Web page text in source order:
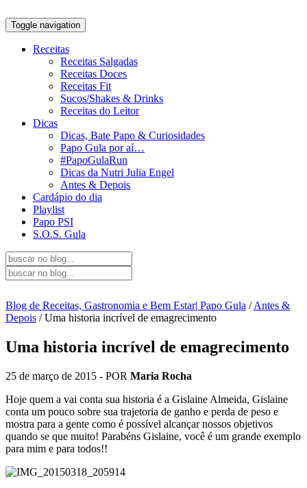
Toggle navigation
Receitas
Receitas Salgadas
Receitas Doces
Receitas Fit
Sucos/Shakes & Drinks
Receitas do Leitor
Dicas
Dicas, Bate Papo & Curiosidades
Papo Gula por aí…
#PapoGulaRun
Dicas da Nutri Julia Engel
Antes & Depois
Cardápio do dia
Playlist
Papo PSI
S.O.S. Gula
Blog de Receitas, Gastronomia e Bem Estar| Papo Gula /Antes &
Depois /Uma historia incrível de emagrecimento
Uma historia incrível de emagrecimento
25 de março de 2015 - POR Maria Rocha
Hoje quem a vai conta sua historia é a Gislaine Almeida, Gislaine
conta um pouco sobre sua trajetoria de ganho e perda de peso e
mostra para a gente como é possível alcançar nossos objetivos
quando se que muito! Parabéns Gislaine, você é um grande exemplo
para mim e para todos!!